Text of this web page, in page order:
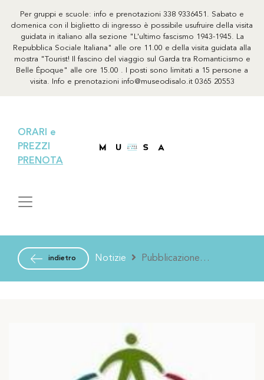
Per gruppi e scuole: info e prenotazioni 338 9336451. Sabato e
domenica con il biglietto di ingresso è possibile usufruire della visita
guidata in italiano alla sezione "L'ultimo fascismo 1943-1945. La
Repubblica Sociale Italiana" alle ore 11.00 e della visita guidata alla
mostra "Tourist! Il fascino del viaggio sul Garda tra Romanticismo e
Belle Époque" alle ore 15.00 . I posti sono limitati a 15 persone a
visita. Info e prenotazioni info@museodisalo.it 0365 20553
ORARI e
PREZZI
PRENOTA
indietro Notizie
Graduatoria Servizio Civile